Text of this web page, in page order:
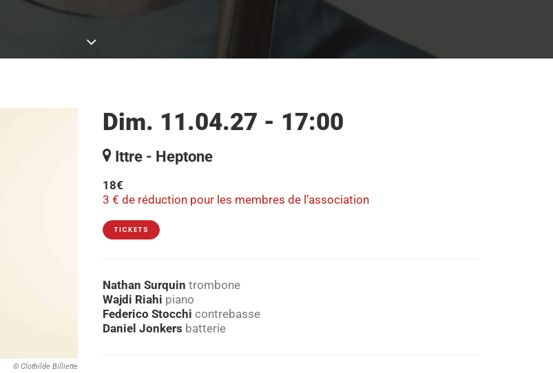
© Clothilde Billiette
Dim. 11.04.27 - 17:00
Ittre - Heptone
18€
3 € de réduction pour les membres de l’association
TICKETS
Nathan Surquin trombone
Wajdi Riahi piano
Federico Stocchi contrebasse
Daniel Jonkers batterie